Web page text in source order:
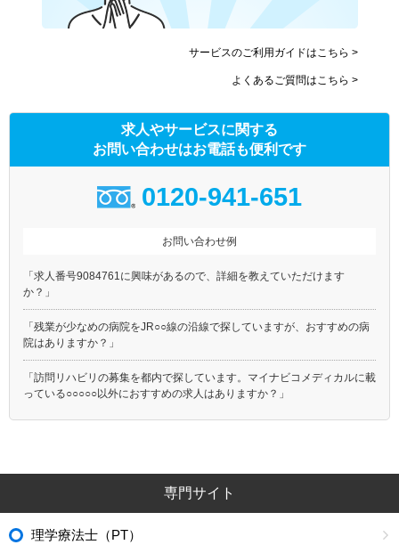
サービスのご利用ガイドはこちら >
よくあるご質問はこちら >
求人やサービスに関する
お問い合わせはお電話も便利です
0120-941-651
お問い合わせ例
「求人番号9084761に興味があるので、詳細を教えていただけます
か？」
「残業が少なめの病院をJR○○線の沿線で探していますが、おすすめの病
院はありますか？」
「訪問リハビリの募集を都内で探しています。マイナビコメディカルに載
っている○○○○○以外におすすめの求人はありますか？」
専門サイト
理学療法士（PT）